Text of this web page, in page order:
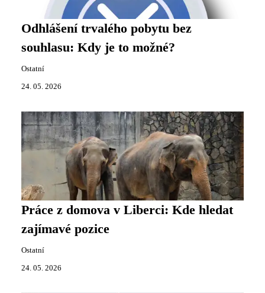
Odhlášení trvalého pobytu bez
souhlasu: Kdy je to možné?
Ostatní
24. 05. 2026
Práce z domova v Liberci: Kde hledat
zajímavé pozice
Ostatní
24. 05. 2026